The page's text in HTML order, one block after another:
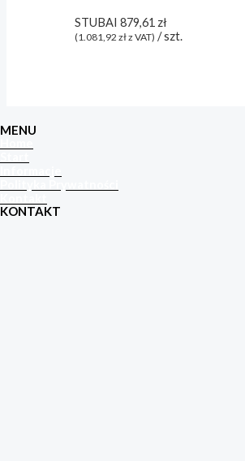
STUBAI 879,61 zł
(1.081,92 złz VAT) / szt.
MENU
KONTAKT